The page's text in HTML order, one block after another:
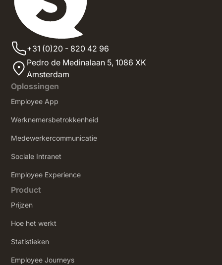
+31 (0)20 - 820 42 96
Pedro de Medinalaan 5,1086 XK
Amsterdam
Oplossingen
Employee App
Werknemersbetrokkenheid
Medewerkercommunicatie
Sociale Intranet
‍Employee Experience
Product
Prijzen
Hoe het werkt
Statistieken
Employee Journeys